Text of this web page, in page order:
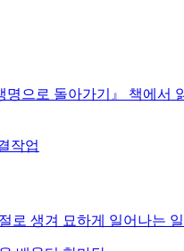
으로 돌아가기』 책에서
작업
로 생겨 묘하게 일어나는